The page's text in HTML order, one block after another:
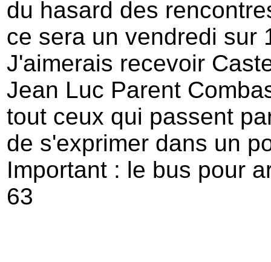
du hasard des
ce sera un vendredi sur
J'aimerais recevoir
Jean Luc Parent
tout ceux qui passent
de s'exprimer dans un
Important : le bus pour
63